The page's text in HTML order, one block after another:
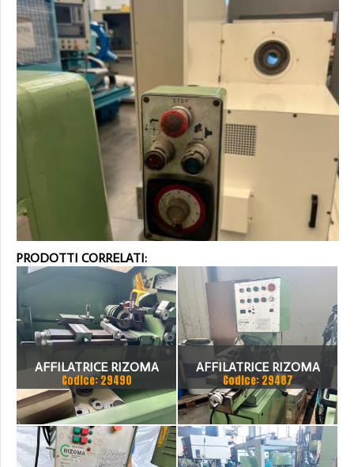
PRODOTTI CORRELATI:
AFFILATRICE RIZOMA
R500S
Codice: 29490
AFFILATRICE RIZOMA
R500S
Codice: 29487